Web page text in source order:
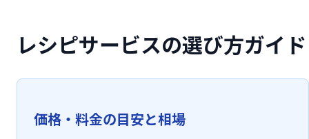
レシピサービスの選び方ガイド
価格・料金の目安と相場